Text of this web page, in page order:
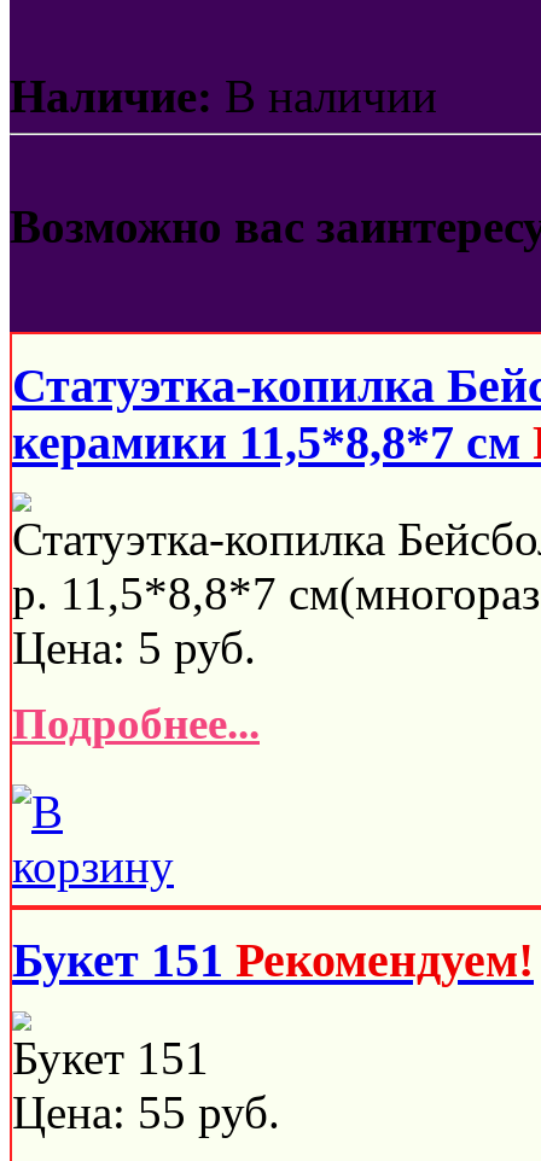
Наличие: В наличии
Возможно вас
Статуэтка-копилка
керамики 11,5*8,8*7 см
Статуэтка-копилка
р. 11,5*8,8*7
Цена: 5 руб.
Подробнее...
Букет 151 Рекомендуем!
Букет 151
Цена: 55 руб.